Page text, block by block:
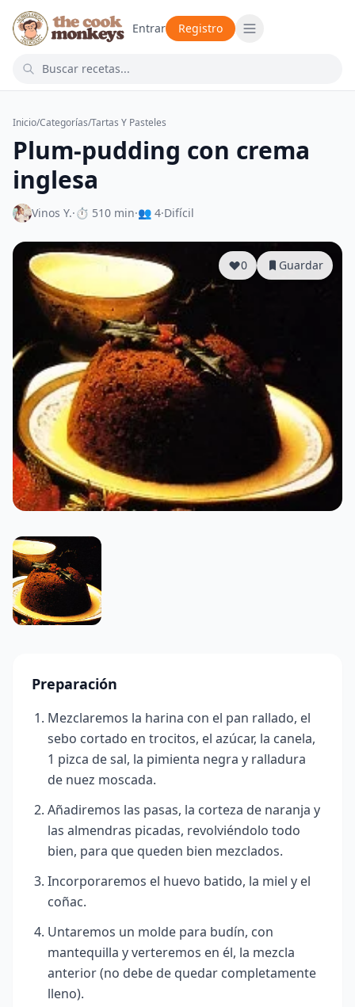
Entrar Registro
Inicio/Categorías/Tartas Y Pasteles
Plum-pudding con crema
inglesa
Vinos Y.·⏱ 510 min·👥 4·Difícil
0 Guardar
Preparación
Mezclaremos la harina con el pan rallado, el
sebo cortado en trocitos, el azúcar, la canela,
1 pizca de sal, la pimienta negra y ralladura
de nuez moscada.
Añadiremos las pasas, la corteza de naranja y
las almendras picadas, revolviéndolo todo
bien, para que queden bien mezclados.
Incorporaremos el huevo batido, la miel y el
coñac.
Untaremos un molde para budín, con
mantequilla y verteremos en él, la mezcla
anterior (no debe de quedar completamente
lleno).